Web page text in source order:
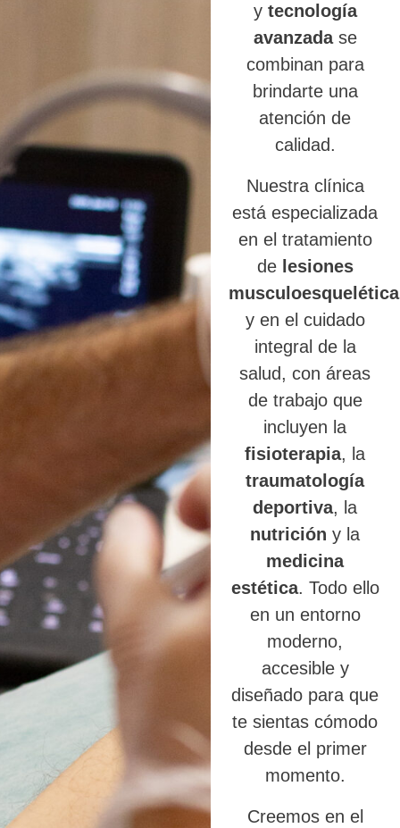
y tecnología
avanzadase
combinan para
brindarte una
atención de
calidad.
Nuestra clínica
está especializada
en el tratamiento
de lesiones
y en el cuidado
integral de la
salud, con áreas
de trabajo que
incluyen la
fisioterapia, la
traumatología
deportiva, la
nutrición y la
medicina
estética. Todo ello
en un entorno
moderno,
accesible y
diseñado para que
te sientas cómodo
desde el primer
momento.
Creemos en el